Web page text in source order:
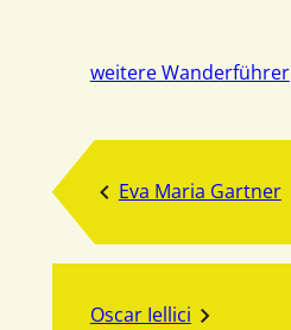
Eva Maria Gartner
weitere Wanderführer
Oscar Iellici